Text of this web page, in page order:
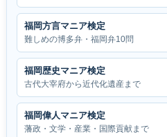
福岡方言マニア検定
難しめの博多弁・福岡弁10問
福岡歴史マニア検定
古代大宰府から近代化遺産まで
福岡偉人マニア検定
藩政・文学・産業・国際貢献まで